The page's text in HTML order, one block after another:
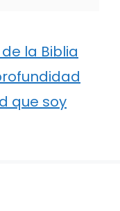
la Biblia
que soy